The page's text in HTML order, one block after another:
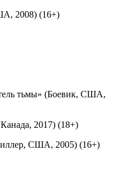
2008) (16+)
тьмы» (Боевик, США,
2017) (18+)
США, 2005) (16+)